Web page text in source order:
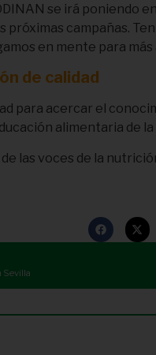
se irá
campañas.
en mente para más
de calidad
para acercar el
alimentaria de
las voces de la
Sevilla